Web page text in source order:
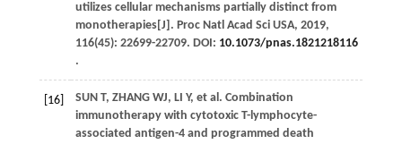
utilizes cellular mechanisms partially distinct from
monotherapies[J]. Proc Natl Acad Sci USA, 2019,
116(45): 22699-22709. DOI: 10.1073/pnas.1821218116
.
[16] SUN T, ZHANG WJ, LI Y, et al. Combination
immunotherapy with cytotoxic T-lymphocyte-
associated antigen-4 and programmed death